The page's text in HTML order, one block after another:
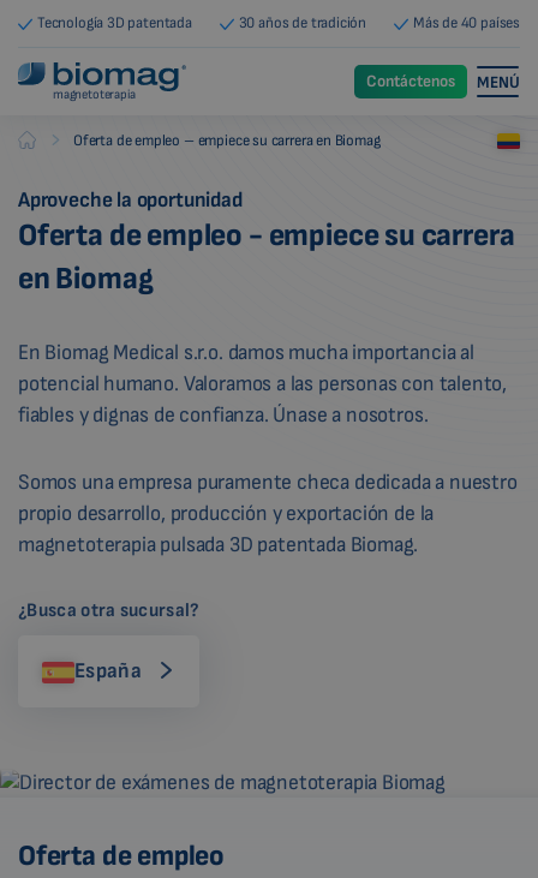
Tecnología 3D patentada 30 años de tradición Más de 40 países
magnetoterapia
Contáctenos MENÚ
Biomag Oferta de empleo – empiece su carrera en Biomag
Aproveche la oportunidad
Oferta de empleo - empiece su carrera
en Biomag
En Biomag Medical s.r.o. damos mucha importancia al
potencial humano. Valoramos a las personas con talento,
fiables y dignas de confianza. Únase a nosotros.
Somos una empresa puramente checa dedicada a nuestro
propio desarrollo, producción y exportación de la
magnetoterapia pulsada 3D patentada Biomag.
¿Busca otra sucursal?
España
Oferta de empleo